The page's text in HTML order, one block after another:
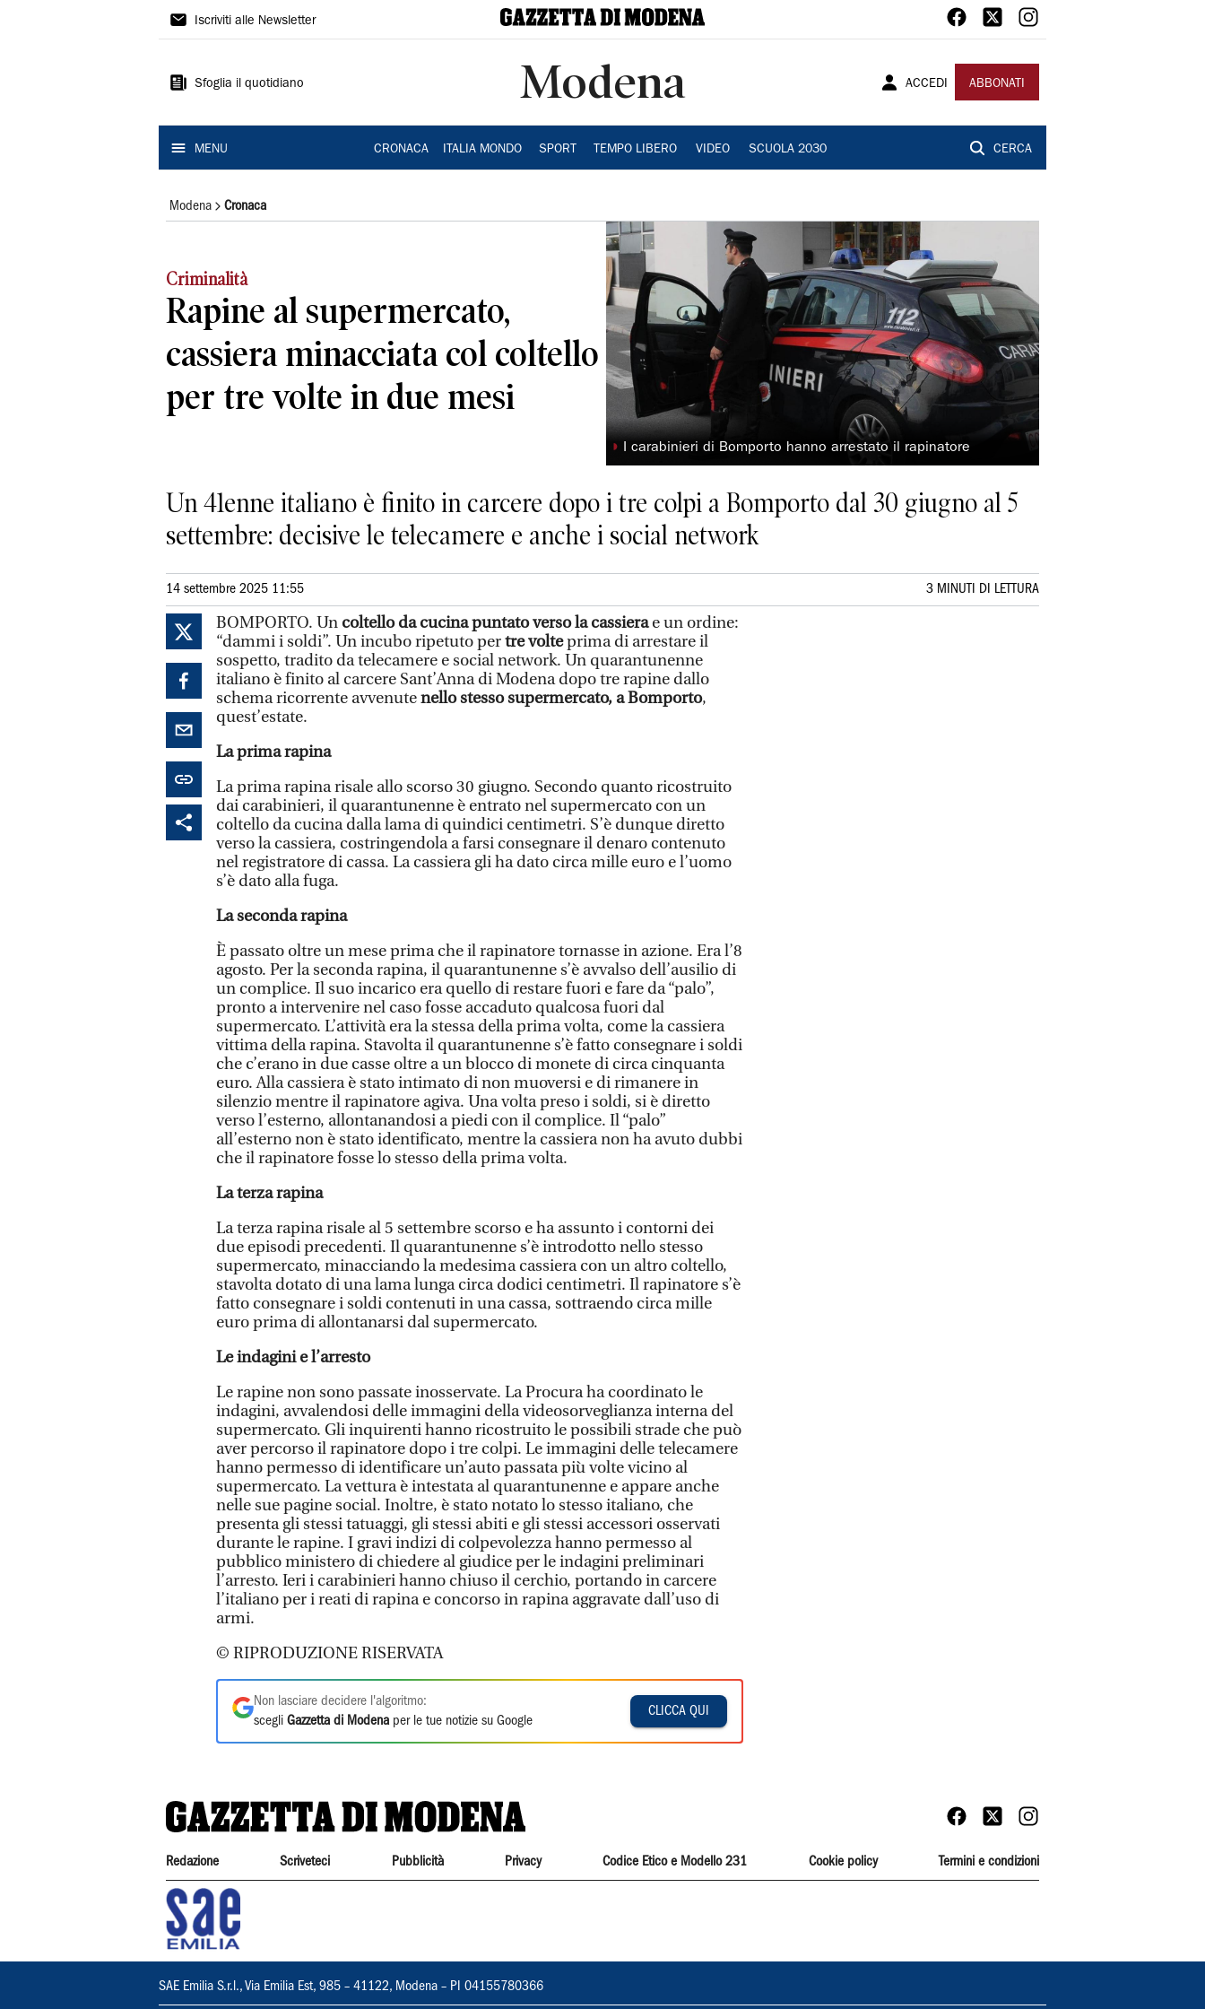
Gazzetta
Modena
Iscriviti alle Newsletter
Sfoglia il quotidiano Modena ACCEDI ABBONATI
MENU CRONACA ITALIA MONDO SPORT TEMPO LIBERO VIDEO SCUOLA 2030 CERCA
Modena Cronaca
Criminalità
Rapine al supermercato,
cassiera minacciata col coltello
per tre volte in due mesi
◗ I carabinieri di Bomporto hanno arrestato il rapinatore
Un 41enne italiano è finito in carcere dopo i tre colpi a Bomporto dal 30 giugno al 5
settembre: decisive le telecamere e anche i social network
14 settembre 2025 11:55 3 MINUTI DI LETTURA
BOMPORTO. Un coltello da cucina puntato verso la cassierae un ordine:
“dammi i soldi”. Un incubo ripetuto pertre volteprima di arrestare il
sospetto, tradito da telecamere e social network. Un quarantunenne
italiano è finito al carcere Sant’Anna di Modena dopo tre rapine dallo
schema ricorrente avvenutenello stesso supermercato, a Bomporto,
quest’estate.
La prima rapina
La prima rapina risale allo scorso 30 giugno. Secondo quanto ricostruito
dai carabinieri, il quarantunenne è entrato nel supermercato con un
coltello da cucina dalla lama di quindici centimetri. S’è dunque diretto
verso la cassiera, costringendola a farsi consegnare il denaro contenuto
nel registratore di cassa. La cassiera gli ha dato circa mille euro e l’uomo
s’è dato alla fuga.
La seconda rapina
È passato oltre un mese prima che il rapinatore tornasse in azione. Era l’8
agosto. Per la seconda rapina, il quarantunenne s’è avvalso dell’ausilio di
un complice. Il suo incarico era quello di restare fuori e fare da “palo”,
pronto a intervenire nel caso fosse accaduto qualcosa fuori dal
supermercato. L’attività era la stessa della prima volta, come la cassiera
vittima della rapina. Stavolta il quarantunenne s’è fatto consegnare i soldi
che c’erano in due casse oltre a un blocco di monete di circa cinquanta
euro. Alla cassiera è stato intimato di non muoversi e di rimanere in
silenzio mentre il rapinatore agiva. Una volta preso i soldi, si è diretto
verso l’esterno, allontanandosi a piedi con il complice. Il “palo”
all’esterno non è stato identificato, mentre la cassiera non ha avuto dubbi
che il rapinatore fosse lo stesso della prima volta.
La terza rapina
La terza rapina risale al 5 settembre scorso e ha assunto i contorni dei
due episodi precedenti. Il quarantunenne s’è introdotto nello stesso
supermercato, minacciando la medesima cassiera con un altro coltello,
stavolta dotato di una lama lunga circa dodici centimetri. Il rapinatore s’è
fatto consegnare i soldi contenuti in una cassa, sottraendo circa mille
euro prima di allontanarsi dal supermercato.
Le indagini e l’arresto
Le rapine non sono passate inosservate. La Procura ha coordinato le
indagini, avvalendosi delle immagini della videosorveglianza interna del
supermercato. Gli inquirenti hanno ricostruito le possibili strade che può
aver percorso il rapinatore dopo i tre colpi. Le immagini delle telecamere
hanno permesso di identificare un’auto passata più volte vicino al
supermercato. La vettura è intestata al quarantunenne e appare anche
nelle sue pagine social. Inoltre, è stato notato lo stesso italiano, che
presenta gli stessi tatuaggi, gli stessi abiti e gli stessi accessori osservati
durante le rapine. I gravi indizi di colpevolezza hanno permesso al
pubblico ministero di chiedere al giudice per le indagini preliminari
l’arresto. Ieri i carabinieri hanno chiuso il cerchio, portando in carcere
l’italiano per i reati di rapina e concorso in rapina aggravate dall’uso di
armi.
© RIPRODUZIONE RISERVATA
Non lasciare decidere l'algoritmo:
scegli Gazzetta di Modena per le tue notizie su Google
CLICCA QUI
Redazione Scriveteci Pubblicità Privacy Codice Etico e Modello 231 Cookie policy Termini e condizioni
SAE Emilia S.r.l., Via Emilia Est, 985 – 41122, Modena – PI 04155780366